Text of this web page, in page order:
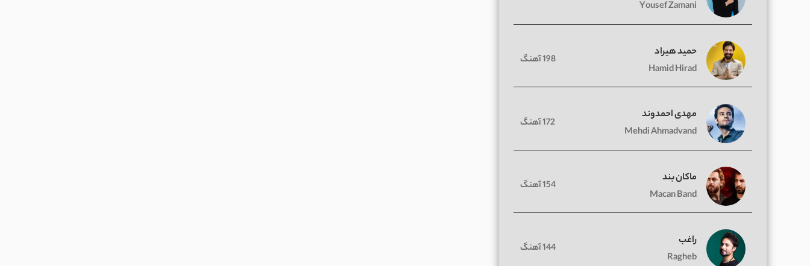
Yousef Zamani
حمید هیراد
Hamid Hirad
198 آهنگ
مهدی احمدوند
Mehdi Ahmadvand
172 آهنگ
ماکان بند
Macan Band
154 آهنگ
راغب
Ragheb
144 آهنگ